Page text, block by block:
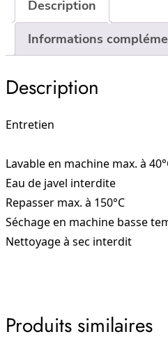
Lin
Description
Informations
Description
Entretien
Lavable en machine max. à
Eau de javel interdite
Repasser max. à 150°C
Séchage en machine basse
Nettoyage à sec interdit
Produits similaires